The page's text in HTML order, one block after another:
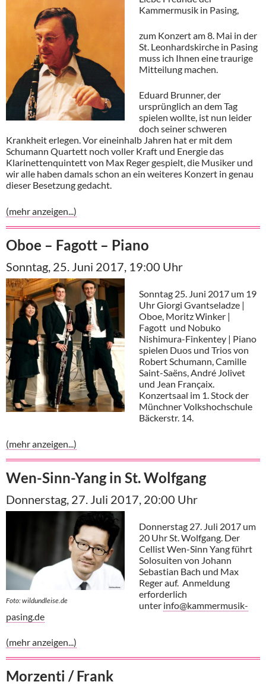
Kammermusik in Pasing,
zum Konzert am 8. Mai in der
St. Leonhardskirche in Pasing
muss ich Ihnen eine traurige
Mitteilung machen.
Eduard Brunner, der
ursprünglich an dem Tag
spielen wollte, ist nun leider
doch seiner schweren
Krankheit erlegen. Vor eineinhalb Jahren hat er mit dem
Schumann Quartett noch voller Kraft und Energie das
Klarinettenquintett von Max Reger gespielt, die Musiker und
wir alle haben damals schon an ein weiteres Konzert in genau
dieser Besetzung gedacht.
(mehr anzeigen...)
Oboe – Fagott – Piano
Sonntag, 25. Juni 2017, 19:00 Uhr
Sonntag 25. Juni 2017 um 19
Uhr Giorgi Gvantseladze |
Oboe, Moritz Winker |
Fagott und Nobuko
Nishimura-Finkentey | Piano
spielen Duos und Trios von
Robert Schumann, Camille
Saint-Saëns, André Jolivet
und Jean Françaix.
Konzertsaal im 1. Stock der
Münchner Volkshochschule
Bäckerstr. 14.
(mehr anzeigen...)
Wen-Sinn-Yang in St. Wolfgang
Donnerstag, 27. Juli 2017, 20:00 Uhr
Foto: wildundleise.de
Donnerstag 27. Juli 2017 um
20 Uhr St. Wolfgang. Der
Cellist Wen-Sinn Yang führt
Solosuiten von Johann
Sebastian Bach und Max
Reger auf. Anmeldung
erforderlich
unter info@kammermusik-
pasing.de
(mehr anzeigen...)
Morzenti / Frank